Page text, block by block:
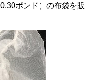
ポンド）の布袋を販